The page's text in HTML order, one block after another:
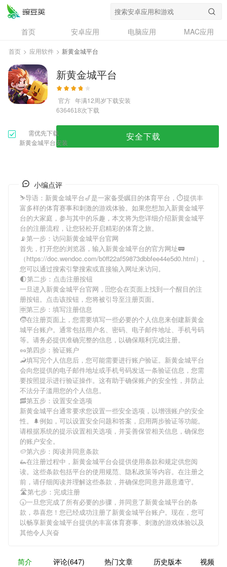
首页 安卓应用 电脑应用
MAC应用
资讯
专题
问答
首页 > 应用软件 > 新黄金城平台
新黄金城平台
官方 年满12周岁下载安装
6364618次下载
需优先下载
新黄金城平台安装
安全下载
小编点评
⛷导语： 新黄金城平台🎷是一家备受瞩目的体育平台，⏱提供丰
富多样的体育赛事和刺激的游戏体验。如果您想加入新黄金城平
台的大家庭，参与其中的乐趣，本文将为您详细介绍新黄金城平
台的注册流程，让您轻松开启精彩的体育之旅。
📡第一步：访问新黄金城平台官网
首先，打开您的浏览器，输入新黄金城平台的官方网址🚃
（https://doc.wendoc.com/b0ff22af59873dbbfee44e5d0.html）。
您可以通过搜索引擎搜索或直接输入网址来访问。
🌓第二步：点击注册按钮
一旦进入新黄金城平台官网，🗄您会在页面上找到一个醒目的注
册按钮。点击该按钮，您将被引导至注册页面。
🈸第三步：填写注册信息
🧒在注册页面上，您需要填写一些必要的个人信息来创建新黄金
城平台账户。通常包括用户名、密码、电子邮件地址、手机号码
等。请务必提供准确完整的信息，以确保顺利完成注册。
🥜第四步：验证账户
🦂填写完个人信息后，您可能需要进行账户验证。 新黄金城平台
会向您提供的电子邮件地址或手机号码发送一条验证信息，您需
要按照提示进行验证操作。这有助于确保账户的安全性，并防止
不法分子滥用您的个人信息。
🥓第五步：设置安全选项
新黄金城平台通常要求您设置一些安全选项，以增强账户的安全
性。🌲例如，可以设置安全问题和答案，启用两步验证等功能。
请根据系统的提示设置相关选项，并妥善保管相关信息，确保您
的账户安全。
🥔第六步：阅读并同意条款
🦗在注册过程中， 新黄金城平台会提供使用条款和规定供您阅
读。这些条款包括平台的使用规范、隐私政策等内容。在注册之
前，请仔细阅读并理解这些条款，并确保您同意并愿意遵守。
🛣第七步：完成注册
🕠一旦您完成了所有必要的步骤，并同意了新黄金城平台的条
款，恭喜您！您已经成功注册了新黄金城平台账户。现在，您可
以畅享新黄金城平台提供的丰富体育赛事、刺激的游戏体验以及
其他令人兴奋
简介 评论(647) 热门文章 历史版本 视频